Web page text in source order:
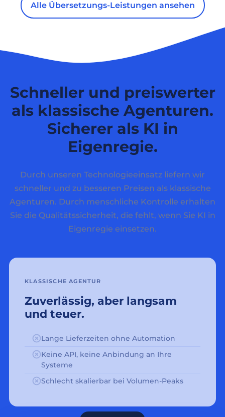
Alle Übersetzungs-Leistungen ansehen
Schneller und preiswerter
als klassische Agenturen.
Sicherer als KI in
Eigenregie.
Durch unseren Technologieeinsatz liefern wir
schneller und zu besseren Preisen als klassische
Agenturen. Durch menschliche Kontrolle erhalten
Sie die Qualitätssicherheit, die fehlt, wenn Sie KI in
Eigenregie einsetzen.
KLASSISCHE AGENTUR
Zuverlässig, aber langsam
und teuer.
Lange Lieferzeiten ohne Automation
Keine API, keine Anbindung an Ihre
Systeme
Schlecht skalierbar bei Volumen-Peaks